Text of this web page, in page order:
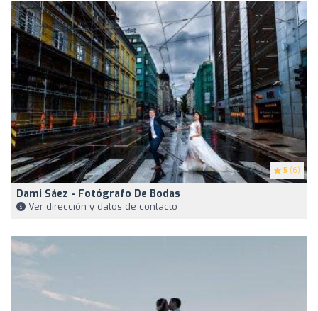
5 (6)
Dami Sáez - Fotógrafo De Bodas
Ver dirección y datos de contacto